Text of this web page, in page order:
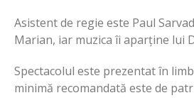
Asistent de regie este Paul
Marian, iar muzica îi aparține lui
Spectacolul este prezentat în
minimă recomandată este de